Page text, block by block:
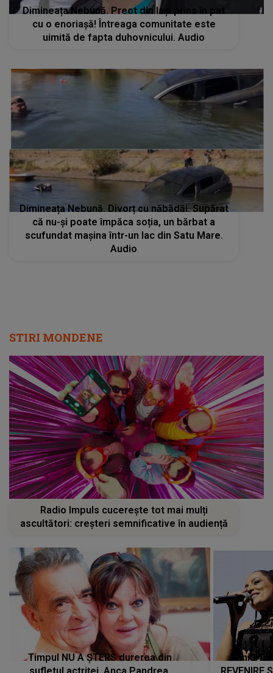
Dimineața Nebună. Preot din Iași prins în pat
cu o enoriașă! Întreaga comunitate este
uimită de fapta duhovnicului. Audio
Dimineața Nebună. Divorț cu năbădăi. Supărat
că nu-și poate împăca soția, un bărbat a
scufundat mașina într-un lac din Satu Mare.
Audio
STIRI MONDENE
Radio Impuls cucerește tot mai mulți
ascultători: creșteri semnificative în audiență
Timpul NU A ȘTERS durerea din
Tania